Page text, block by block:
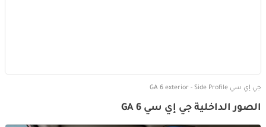
جي إي سي GA 6 exterior - Side Profile
الصور الداخلية جي إي سي GA 6